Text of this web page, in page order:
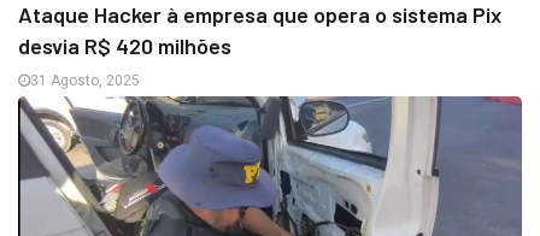
Ataque Hacker à empresa que opera o sistema Pix
desvia R$ 420 milhões
31 Agosto, 2025